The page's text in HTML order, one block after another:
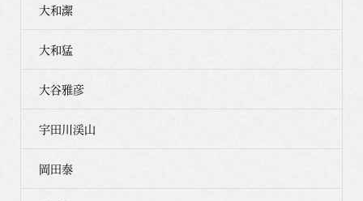
大和潔
大和猛
大谷雅彦
宇田川渓山
岡田泰